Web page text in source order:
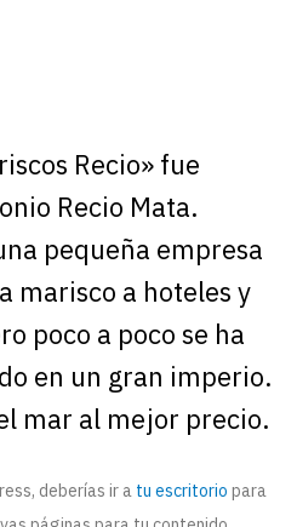
Recio» fue
Recio Mata.
pequeña empresa
marisco a hoteles y
poco a poco se ha
en un gran imperio.
mar al mejor precio.
deberías ir a tu escritorio para